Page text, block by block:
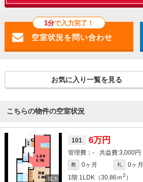
1分で入力完了！
お気に入り一覧を見る
こちらの物件の空室状況
101 6万円
- 3,000円
敷 0ヶ月 礼
0ヶ月
1階 1LDK（30.86ｍ2 ）